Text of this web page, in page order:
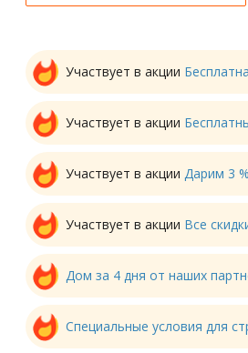
Участвует в акции
Участвует в акции
Участвует в акции Дарим 3
Участвует в акции Все
Дом за 4 дня от наших
Специальные условия для